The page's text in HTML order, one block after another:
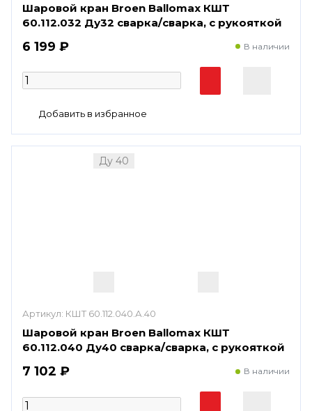
Шаровой кран Broen Ballomax КШТ
60.112.032 Ду32 сварка/сварка, с рукояткой
6 199 ₽ В наличии
Ду 40
Артикул: КШТ 60.112.040.А.40
Шаровой кран Broen Ballomax КШТ
60.112.040 Ду40 сварка/сварка, с рукояткой
7 102 ₽ В наличии